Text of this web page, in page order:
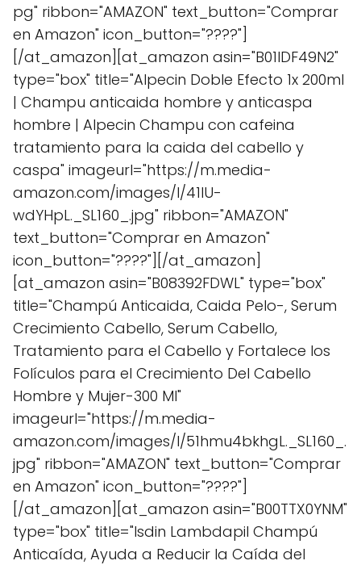
pg" ribbon="AMAZON" text_button="Comprar
en Amazon" icon_button="????"]
[/at_amazon][at_amazon asin="B01IDF49N2"
type="box" title="Alpecin Doble Efecto 1x 200ml
| Champu anticaida hombre y anticaspa
hombre | Alpecin Champu con cafeina
tratamiento para la caida del cabello y
caspa" imageurl="https://m.media-
amazon.com/images/I/41lU-
wdYHpL._SL160_.jpg" ribbon="AMAZON"
text_button="Comprar en Amazon"
icon_button="????"][/at_amazon]
[at_amazon asin="B08392FDWL" type="box"
title="Champú Anticaida, Caida Pelo-, Serum
Crecimiento Cabello, Serum Cabello,
Tratamiento para el Cabello y Fortalece los
Folículos para el Crecimiento Del Cabello
Hombre y Mujer-300 Ml"
imageurl="https://m.media-
amazon.com/images/I/51hmu4bkhgL._SL160_.
jpg" ribbon="AMAZON" text_button="Comprar
en Amazon" icon_button="????"]
[/at_amazon][at_amazon asin="B00TTX0YNM"
type="box" title="Isdin Lambdapil Champú
Anticaída, Ayuda a Reducir la Caída del